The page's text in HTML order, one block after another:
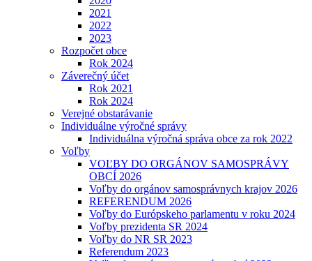
2021
2022
2023
Rozpočet obce
Rok 2024
Záverečný účet
Rok 2021
Rok 2024
Verejné obstarávanie
Individuálne výročné správy
Individuálna výročná správa obce za rok 2022
Voľby
VOĽBY DO ORGÁNOV SAMOSPRÁVY
OBCÍ 2026
Voľby do orgánov samosprávnych krajov 2026
REFERENDUM 2026
Voľby do Európskeho parlamentu v roku 2024
Voľby prezidenta SR 2024
Voľby do NR SR 2023
Referendum 2023